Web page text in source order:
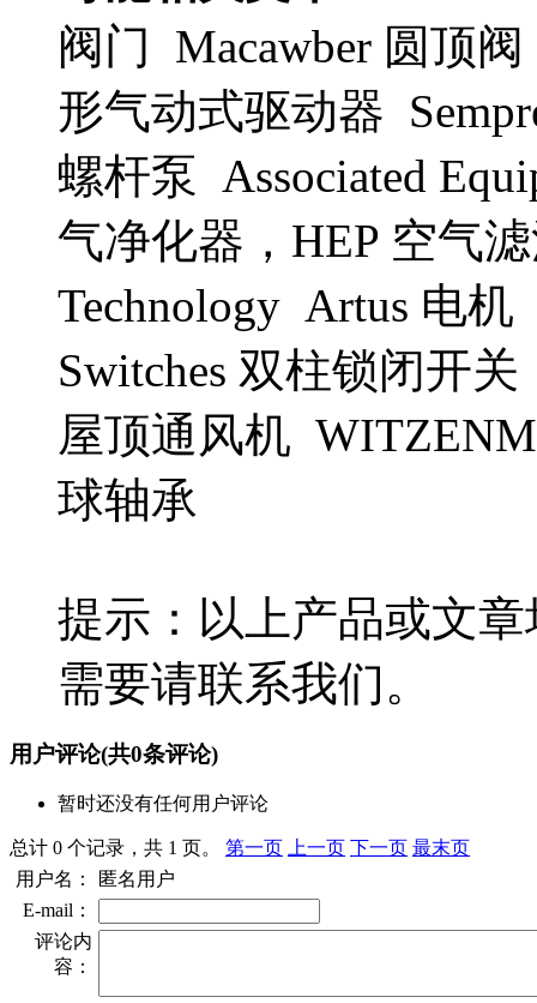
阀门 Macawber 圆顶
形气动式驱动器
螺杆泵 Associated
气净化器，HEP 空气
Technology Artus 电
Switches 双柱锁闭开
屋顶通风机
球轴承
提示：以上产品或文
需要请联系我们。
用户评论(共0条评论)
暂时还没有任何用户评论
总计 0 个记录，共 1 页。 第一页 上一页 下一页 最末页
用户名：
匿名用户
E-mail：
评论内
容：